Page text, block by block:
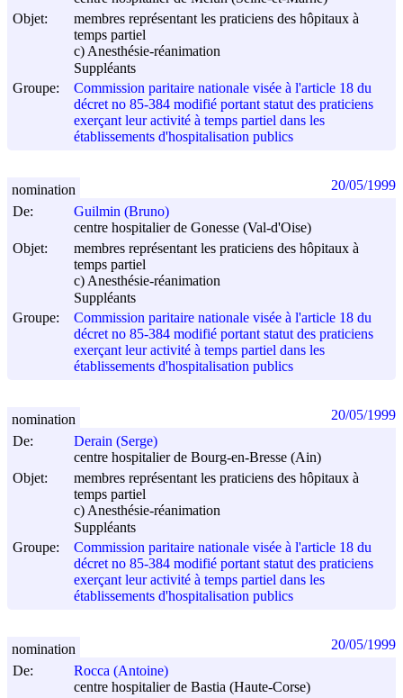
Objet:
membres représentant les praticiens des hôpitaux à
temps partiel
c) Anesthésie-réanimation
Suppléants
Groupe:
Commission paritaire nationale visée à l'article 18 du
décret no 85-384 modifié portant statut des praticiens
exerçant leur activité à temps partiel dans les
établissements d'hospitalisation publics
De:
Guilmin (Bruno)
centre hospitalier de Gonesse (Val-d'Oise)
Objet:
membres représentant les praticiens des hôpitaux à
temps partiel
c) Anesthésie-réanimation
Suppléants
Groupe:
Commission paritaire nationale visée à l'article 18 du
décret no 85-384 modifié portant statut des praticiens
exerçant leur activité à temps partiel dans les
établissements d'hospitalisation publics
nomination 20/05/1999
De:
Derain (Serge)
centre hospitalier de Bourg-en-Bresse (Ain)
Objet:
membres représentant les praticiens des hôpitaux à
temps partiel
c) Anesthésie-réanimation
Suppléants
Groupe:
Commission paritaire nationale visée à l'article 18 du
décret no 85-384 modifié portant statut des praticiens
exerçant leur activité à temps partiel dans les
établissements d'hospitalisation publics
nomination 20/05/1999
De:
Rocca (Antoine)
centre hospitalier de Bastia (Haute-Corse)
nomination 20/05/1999